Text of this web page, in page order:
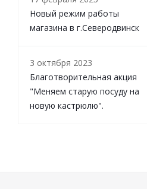
Новый режим работы
магазина в г.Северодвинск
3 октября 2023
Благотворительная акция
"Меняем старую посуду на
новую кастрюлю".